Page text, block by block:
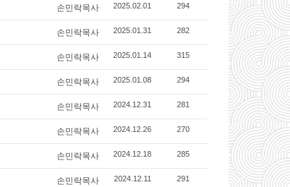
손민락목사 2025.02.01 294
손민락목사 2025.01.31 282
손민락목사 2025.01.14 315
손민락목사 2025.01.08 294
손민락목사 2024.12.31 281
손민락목사 2024.12.26 270
손민락목사 2024.12.18 285
손민락목사 2024.12.11 291